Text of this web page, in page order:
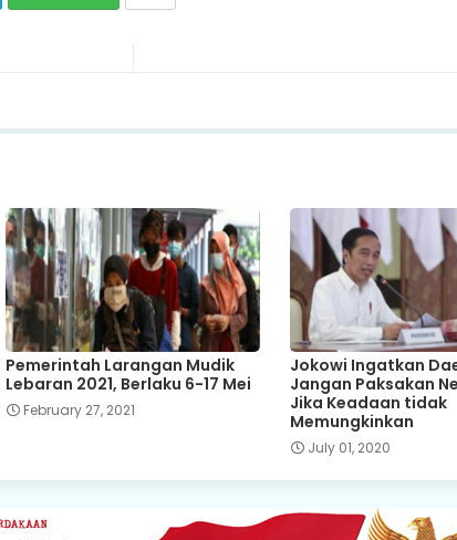
Pemerintah Larangan Mudik
Lebaran 2021, Berlaku 6-17 Mei
February 27, 2021
Jokowi Ingatkan
Jangan Paksakan
Jika Keadaan tidak
Memungkinkan
July 01, 2020